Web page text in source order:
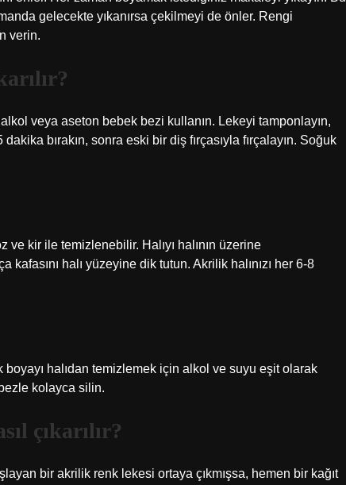
gelecekte yıkanırsa çekilmeyi de önler. Rengi
verin.
veya aseton bebek bezi kullanın. Lekeyi tamponlayın,
bırakın, sonra eski bir diş fırçasıyla fırçalayın. Soğuk
kir ile temizlenebilir. Halıyı halının üzerine
halı yüzeyine dik tutun. Akrilik halınızı her 6-8
halıdan temizlemek için alkol ve suyu eşit olarak
bezle kolayca silin.
çıkarılır?
bir akrilik renk lekesi ortaya çıkmışsa, hemen bir kağıt